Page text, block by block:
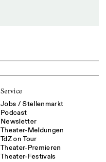
Service
Jobs / Stellenmarkt
Podcast
Newsletter
Theater-Meldungen
TdZ on Tour
Theater-Premieren
Theater-Festivals